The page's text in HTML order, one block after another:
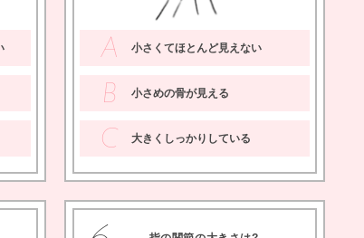
A 小さくてほとんど見えない
B 小さめの骨が見える
C 大きくしっかりしている